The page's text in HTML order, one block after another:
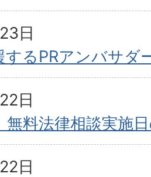
日
するPRアンバサダ
日
無料法律相談実施
日